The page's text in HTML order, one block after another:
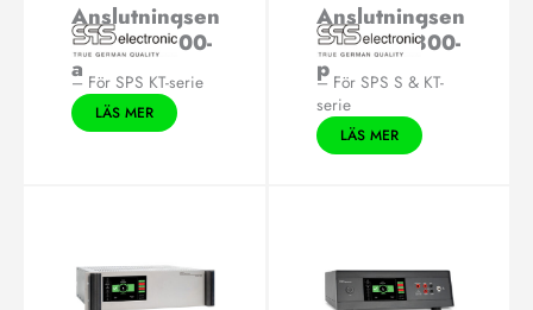
Anslutningsen
het A7/3800-
a
– För SPS KT-serie
LÄS MER
Anslutningsen
het A8/3800-
p
– För SPS S & KT-
serie
LÄS MER